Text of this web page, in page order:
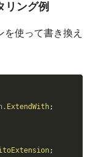
リング例
を使って書き換え
. ExtendWith;
;